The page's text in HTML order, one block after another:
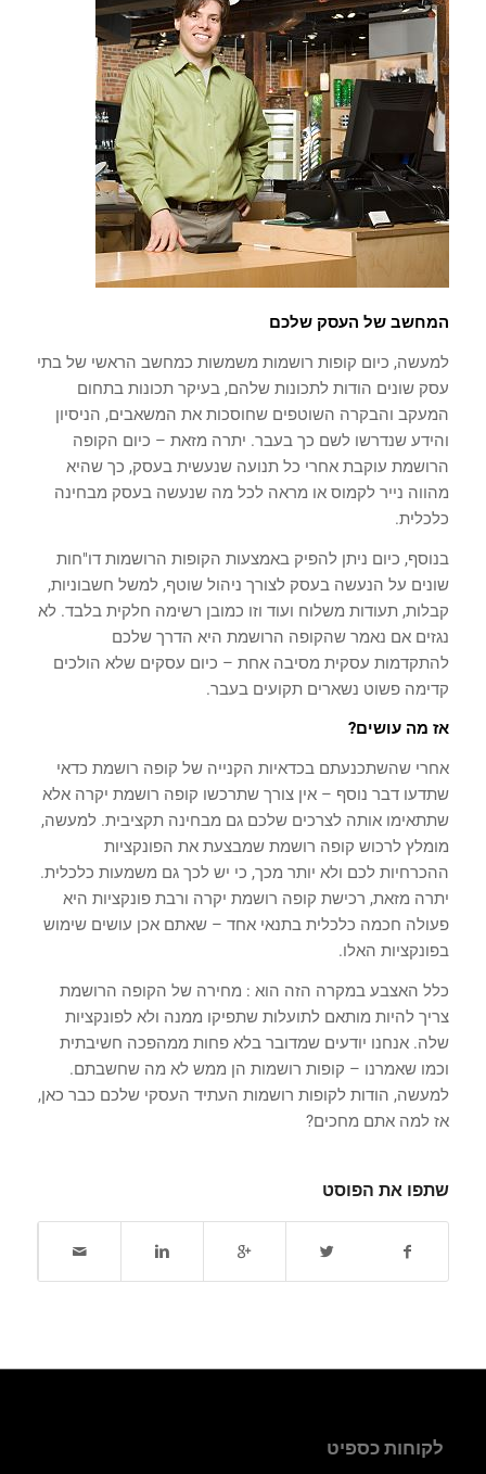
המחשב של העסק שלכם
למעשה, כיום קופות רושמות משמשות כמחשב הראשי של בתי
עסק שונים הודות לתכונות שלהם, בעיקר תכונות בתחום
המעקב והבקרה השוטפים שחוסכות את המשאבים, הניסיון
והידע שנדרשו לשם כך בעבר. יתרה מזאת – כיום הקופה
הרושמת עוקבת אחרי כל תנועה שנעשית בעסק, כך שהיא
מהווה נייר לקמוס או מראה לכל מה שנעשה בעסק מבחינה
כלכלית.
בנוסף, כיום ניתן להפיק באמצעות הקופות הרושמות דו"חות
שונים על הנעשה בעסק לצורך ניהול שוטף, למשל חשבוניות,
קבלות, תעודות משלוח ועוד וזו כמובן רשימה חלקית בלבד. לא
נגזים אם נאמר שהקופה הרושמת היא הדרך שלכם
להתקדמות עסקית מסיבה אחת – כיום עסקים שלא הולכים
קדימה פשוט נשארים תקועים בעבר.
אז מה עושים?
אחרי שהשתכנעתם בכדאיות הקנייה של קופה רושמת כדאי
שתדעו דבר נוסף – אין צורך שתרכשו קופה רושמת יקרה אלא
שתתאימו אותה לצרכים שלכם גם מבחינה תקציבית. למעשה,
מומלץ לרכוש קופה רושמת שמבצעת את הפונקציות
ההכרחיות לכם ולא יותר מכך, כי יש לכך גם משמעות כלכלית.
יתרה מזאת, רכישת קופה רושמת יקרה ורבת פונקציות היא
פעולה חכמה כלכלית בתנאי אחד – שאתם אכן עושים שימוש
בפונקציות האלו.
כלל האצבע במקרה הזה הוא : מחירה של הקופה הרושמת
צריך להיות מותאם לתועלות שתפיקו ממנה ולא לפונקציות
שלה. אנחנו יודעים שמדובר בלא פחות ממהפכה חשיבתית
וכמו שאמרנו – קופות רושמות הן ממש לא מה שחשבתם.
למעשה, הודות לקופות רושמות העתיד העסקי שלכם כבר כאן,
אז למה אתם מחכים?
שתפו את הפוסט
לקוחות כספיט